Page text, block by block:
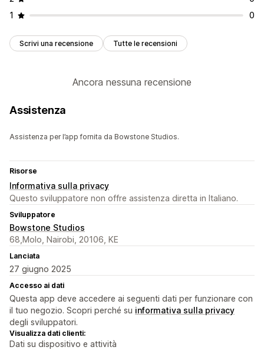
1
0
Scrivi una recensione Tutte le recensioni
Ancora nessuna recensione
Assistenza
Assistenza per l’app fornita da Bowstone Studios.
Risorse
Informativa sulla privacy
Questo sviluppatore non offre assistenza diretta in Italiano.
Sviluppatore
Bowstone Studios
68,Molo, Nairobi, 20106, KE
Lanciata
27 giugno 2025
Accesso ai dati
Questa app deve accedere ai seguenti dati per funzionare con
il tuo negozio. Scopri perché su informativa sulla privacy
degli sviluppatori.
Visualizza dati clienti:
Dati su dispositivo e attività